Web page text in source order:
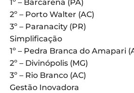
1º – Barcarena (PA)
2º – Porto Walter (AC)
3º – Paranacity (PR)
Simplificação
1º – Pedra Branca do Amapari
2º – Divinópolis (MG)
3º – Rio Branco (AC)
Gestão Inovadora